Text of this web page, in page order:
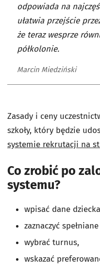
odpowiada na
ułatwia przejście
że teraz wesprze
półkolonie.
Marcin Miedziński
Zasady i ceny
szkoły, który będzie
systemie rekrutacji na
Co zrobić po
systemu?
wpisać dane
zaznaczyć
wybrać turnus,
wskazać